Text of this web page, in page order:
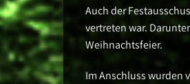
Auch der
vertreten war.
Weihnachtsfeier.
Im Anschluss wurden